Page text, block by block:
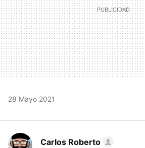
28 Mayo 2021
Carlos Roberto